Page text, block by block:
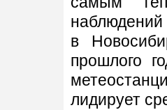
наблюдений
в
прошлого
лидирует